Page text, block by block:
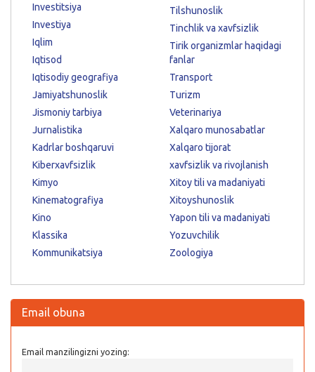
Investitsiya
Investiya
Iqlim
Iqtisod
Iqtisodiy geografiya
Jamiyatshunoslik
Jismoniy tarbiya
Jurnalistika
Kadrlar boshqaruvi
Kiberxavfsizlik
Kimyo
Kinematografiya
Kino
Klassika
Kommunikatsiya
Tilshunoslik
Tinchlik va xavfsizlik
Tirik organizmlar haqidagi
fanlar
Transport
Turizm
Veterinariya
Xalqaro munosabatlar
Xalqaro tijorat
xavfsizlik va rivojlanish
Xitoy tili va madaniyati
Xitoyshunoslik
Yapon tili va madaniyati
Yozuvchilik
Zoologiya
Email obuna
Email manzilingizni yozing: